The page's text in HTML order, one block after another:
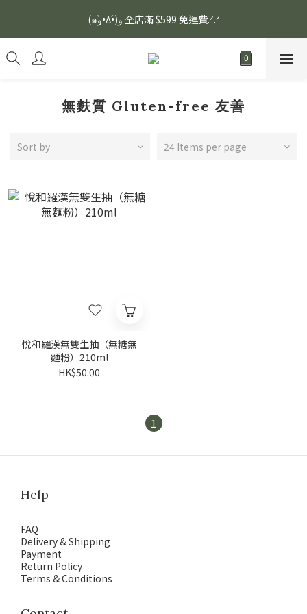
安眠熟睡、穩定血壓、瞓醒精神更集中🌿ASONE GABA TEA 如一
舒眠茶（15入）｜優質養生高山茶
(๑و•̀Δ•́)و 全店滿 $599 免運費.ᐟ.ᐟ
安眠熟睡、穩定血壓、瞓醒精神更集中🌿ASONE GABA TEA 如一
舒眠茶（15入）｜優質養生高山茶
無麩質 Gluten-free 友善
Sort by 24 Items per page
悅和羅漢無雙生抽（無糖無
麵粉）210ml
HK$50.00
1
Help
FAQ
Delivery & Shipping
Payment
Return Policy
Terms & Conditions